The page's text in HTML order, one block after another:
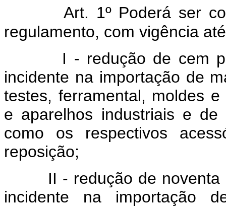
Art. 1º Poderá ser
regulamento, com vigência
I - redução de cem
incidente na importação de
testes, ferramental, moldes
e aparelhos industriais e
como os respectivos
reposição;
II - redução de
incidente na importação